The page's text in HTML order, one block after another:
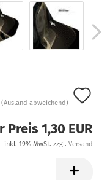
(Ausland abweichend)
Preis 1,30 EUR
inkl. 19% MwSt. zzgl. Versand